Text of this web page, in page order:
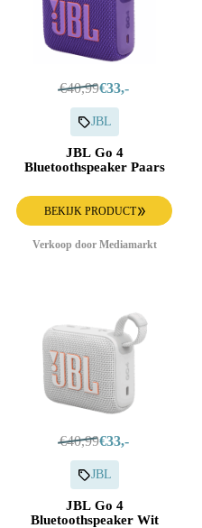
€40,99€33,-
JBL
JBL Go 4
Bluetoothspeaker Paars
BEKIJK PRODUCT
Verkoop door Mediamarkt
€40,99€33,-
JBL
JBL Go 4
Bluetoothspeaker Wit